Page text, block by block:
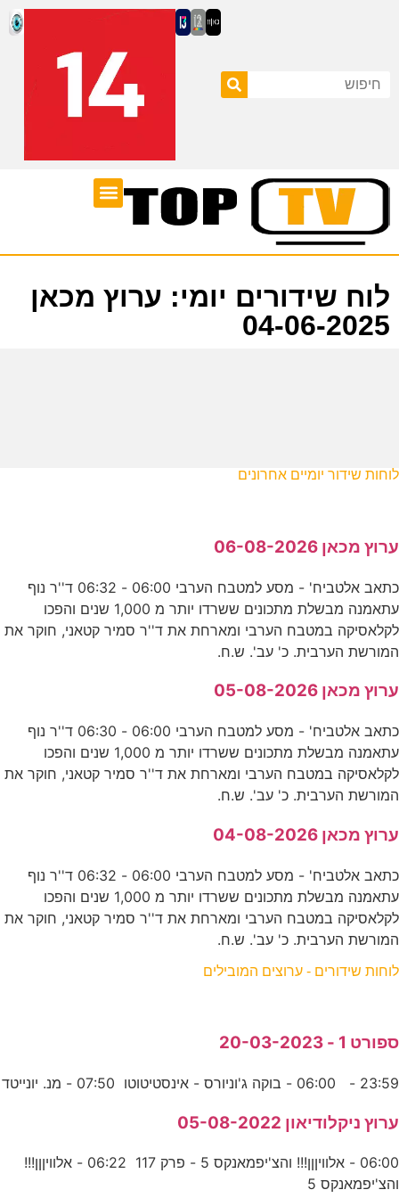
לוח שידורים יומי: ערוץ מכאן
04-06-2025
לוחות שידור יומיים אחרונים
ערוץ מכאן 06-08-2026
כתאב אלטביח' - מסע למטבח הערבי 06:00 - 06:32 ד''ר נוף
עתאמנה מבשלת מתכונים ששרדו יותר מ 1,000 שנים והפכו
לקלאסיקה במטבח הערבי ומארחת את ד''ר סמיר קטאני, חוקר את
המורשת הערבית. כ' עב'. ש.ח.
ערוץ מכאן 05-08-2026
כתאב אלטביח' - מסע למטבח הערבי 06:00 - 06:30 ד''ר נוף
עתאמנה מבשלת מתכונים ששרדו יותר מ 1,000 שנים והפכו
לקלאסיקה במטבח הערבי ומארחת את ד''ר סמיר קטאני, חוקר את
המורשת הערבית. כ' עב'. ש.ח.
ערוץ מכאן 04-08-2026
כתאב אלטביח' - מסע למטבח הערבי 06:00 - 06:32 ד''ר נוף
עתאמנה מבשלת מתכונים ששרדו יותר מ 1,000 שנים והפכו
לקלאסיקה במטבח הערבי ומארחת את ד''ר סמיר קטאני, חוקר את
המורשת הערבית. כ' עב'. ש.ח.
לוחות שידורים - ערוצים המובילים
ספורט 1 - 20-03-2023
23:59 - 06:00 - בוקה ג'וניורס - אינסטיטוטו 07:50 - מנ. יונייטד
ערוץ ניקלודיאון 05-08-2022
06:00 - אלוויןןן!!! והצ'יפמאנקס 5 - פרק 117 06:22 - אלוויןןן!!!
והצ'יפמאנקס 5